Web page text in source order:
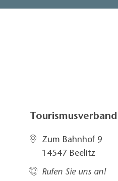
Zum Bahnhof 9
14547 Beelitz
Rufen Sie uns an!